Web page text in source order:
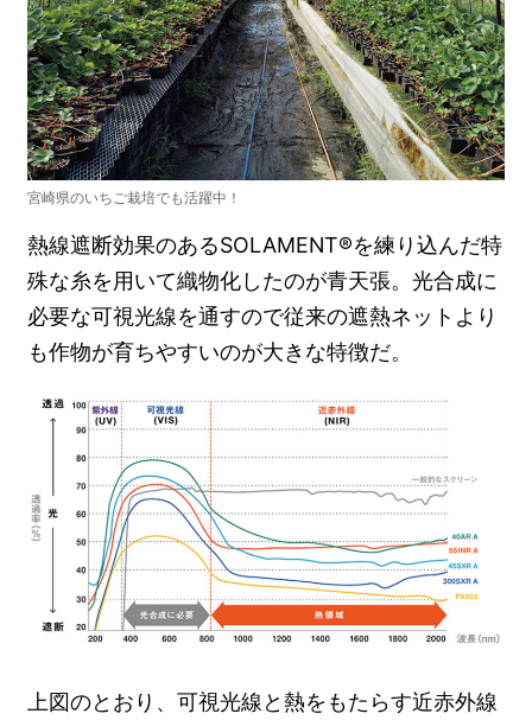
宮崎県のいちご栽培でも活躍中！
熱線遮断効果のあるSOLAMENT®を練り込んだ特
殊な糸を用いて織物化したのが青天張。光合成に
必要な可視光線を通すので従来の遮熱ネットより
も作物が育ちやすいのが大きな特徴だ。
上図のとおり、可視光線と熱をもたらす近赤外線